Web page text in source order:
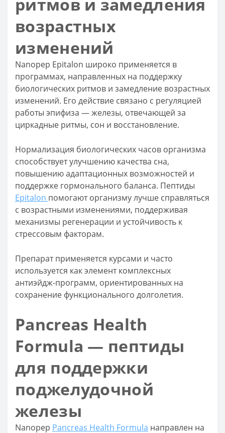
возрастных
изменений
Nanopep Epitalon широко применяется в
программах, направленных на поддержку
биологических ритмов и замедление возрастных
изменений. Его действие связано с регуляцией
работы эпифиза — железы, отвечающей за
циркадные ритмы, сон и восстановление.
Нормализация биологических часов организма
способствует улучшению качества сна,
повышению адаптационных возможностей и
поддержке гормонального баланса. Пептиды
Epitalon помогают организму лучше справляться
с возрастными изменениями, поддерживая
механизмы регенерации и устойчивость к
стрессовым факторам.
Препарат применяется курсами и часто
используется как элемент комплексных
антиэйдж-программ, ориентированных на
сохранение функционального долголетия.
Pancreas Health
Formula — пептиды
для поддержки
поджелудочной
железы
Nanopep Pancreas Health Formula направлен на